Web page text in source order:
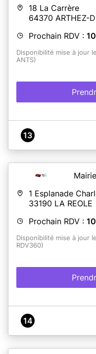
18 La Carrère
64370 ARTHEZ-
Prochain RDV :
Disponibilité mise à jour
ANTS)
13
1 Esplanade
33190 LA REOLE
Prochain RDV :
Disponibilité mise à jour
RDV360)
A propos de MAIRIE DE
14